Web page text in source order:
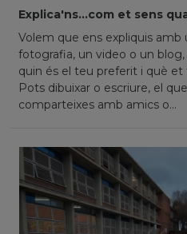
Explica'ns...com et sens
Volem que ens expliquis amb
fotografia, un video o un
quin és el teu preferit i què et
Pots dibuixar o escriure, el
comparteixes amb amics o...